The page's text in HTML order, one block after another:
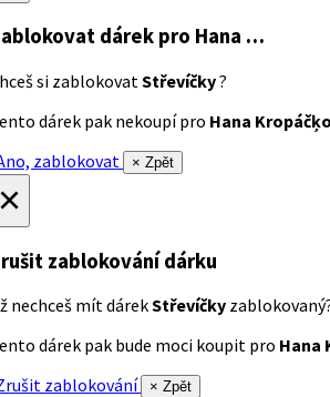
dárek pro Hana …
si zablokovat Střevíčky?
dárek pak nekoupí pro Hana
zablokovat
× Zpět
zablokování dárku
nechceš mít dárekStřevíčky
dárek pak bude moci koupit pro Hana
zablokování
× Zpět